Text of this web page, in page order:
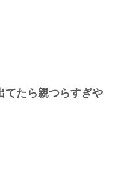
てたら親つらすぎや